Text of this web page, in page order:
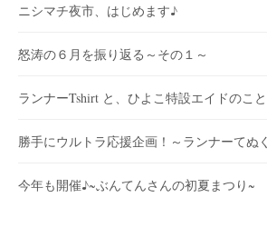
ニシマチ夜市、はじめます♪
怒涛の６月を振り返る～その１～
ランナーTshirt と、ひよこ特設エイドのこと
勝手にウルトラ応援企画！～ランナーてぬ
今年も開催♪~ぶんてんさんの初夏まつり~